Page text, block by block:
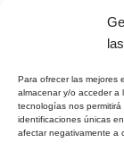
Para ofrecer las mejores
almacenar y/o acceder a
tecnologías nos
identificaciones únicas
afectar negativamente a
nuevo al CBD
Desayuno en el
disfrutar de la
alguno de los